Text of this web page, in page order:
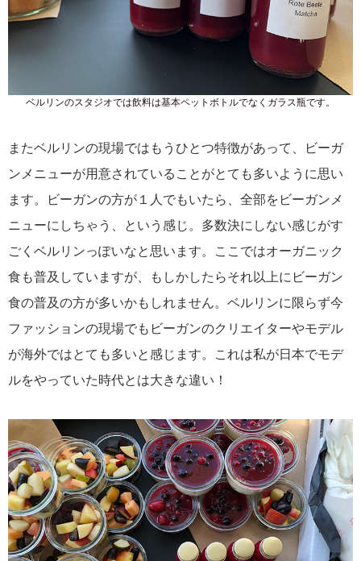
ベルリンのスタジオでは飲料は基本ペットボトルでなくガラス瓶です。
またベルリンの現場ではもうひとつ特徴があって、ビーガ
ンメニューが用意されていることがとても多いように思い
ます。ビーガンの方が１人でもいたら、全部をビーガンメ
ニューにしちゃう、という感じ。多数決にしない感じがす
ごくベルリンっぽいなと思います。ここではオーガニック
食も普及していますが、もしかしたらそれ以上にビーガン
食の普及の方が多いかもしれません。ベルリンに限らず今
ファッションの現場でもビーガンのクリエイターやモデル
が海外ではとても多いと感じます。これは私が日本でモデ
ルをやっていた時代とは大きな違い！